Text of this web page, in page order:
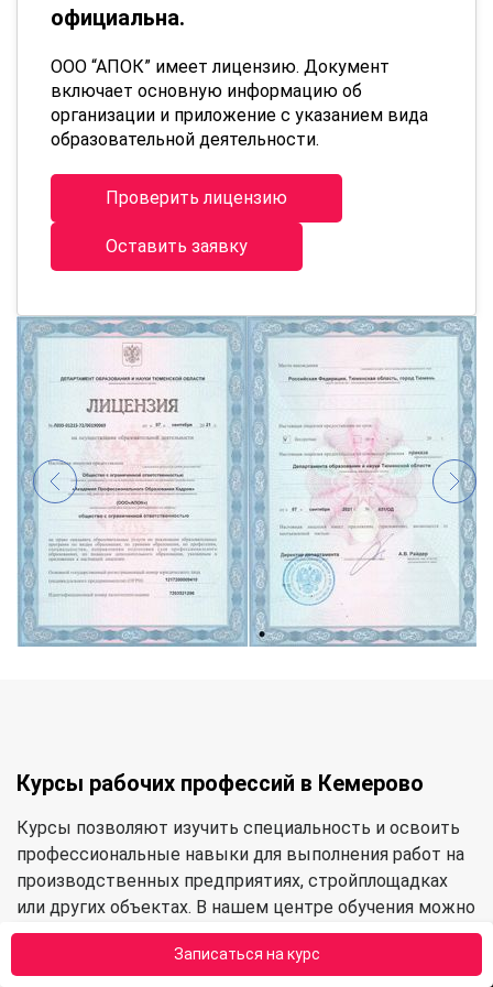
Записаться на курс
официальна.
ООО “АПОК” имеет лицензию. Документ
включает основную информацию об
организации и приложение с указанием вида
образовательной деятельности.
Проверить лицензию
Оставить заявку
Курсы рабочих профессий в Кемерово
Курсы позволяют изучить специальность и освоить
профессиональные навыки для выполнения работ на
производственных предприятиях, стройплощадках
или других объектах. В нашем центре обучения можно
освоить следующие категории профессий: